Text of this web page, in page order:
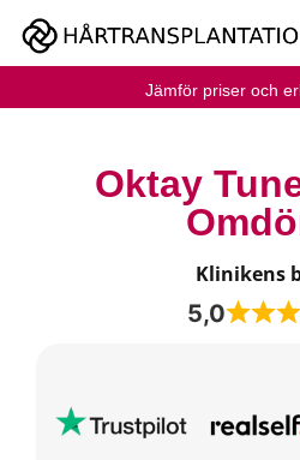
Jämför priser och
Oktay
Klinikens
5,0